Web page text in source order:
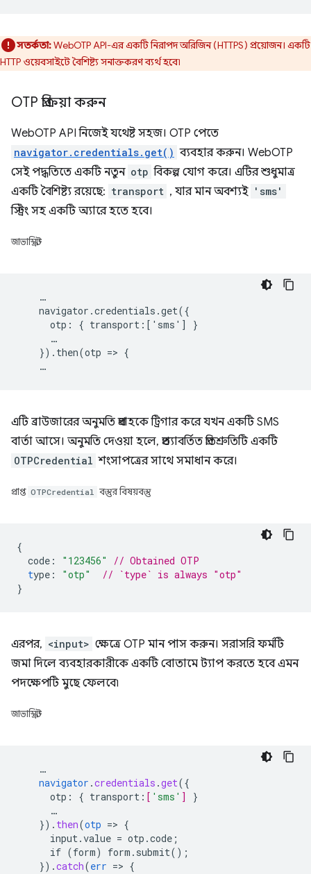
সতর্কতা:WebOTP API-এর একটি নিরাপদ অরিজিন (HTTPS) প্রয়োজন। একটি
HTTP ওয়েবসাইটে বৈশিষ্ট্য সনাক্তকরণ ব্যর্থ হবে৷
OTP প্রক্রিয়া করুন
WebOTP API নিজেই যথেষ্ট সহজ। OTP পেতে
navigator.credentials.get() ব্যবহার করুন। WebOTP
সেই পদ্ধতিতে একটি নতুন otp বিকল্প যোগ করে। এটির শুধুমাত্র
একটি বৈশিষ্ট্য রয়েছে: transport , যার মান অবশ্যই 'sms'
স্ট্রিং সহ একটি অ্যারে হতে হবে।
জাভাস্ক্রিপ্ট
    …
    navigator.credentials.get({
      otp: { transport:['sms'] }
      …
    }).then(otp => {
এটি ব্রাউজারের অনুমতি প্রবাহকে ট্রিগার করে যখন একটি SMS
বার্তা আসে। অনুমতি দেওয়া হলে, প্রত্যাবর্তিত প্রতিশ্রুতিটি একটি
OTPCredential শংসাপত্রের সাথে সমাধান করে।
প্রাপ্ত OTPCredential বস্তুর বিষয়বস্তু
{
code : "123456"
// Obtained OTP
type : "otp"
// `type` is always "otp"
}
এরপর, <input> ক্ষেত্রে OTP মান পাস করুন। সরাসরি ফর্মটি
জমা দিলে ব্যবহারকারীকে একটি বোতামে ট্যাপ করতে হবে এমন
পদক্ষেপটি মুছে ফেলবে৷
জাভাস্ক্রিপ্ট
…
navigator .credentials .get({
otp : { transport : [ 'sms' ]
}
…
}) . then(otp => {
input.value = otp.code ;
if (form) form.submit() ;
}) .catch(err => {